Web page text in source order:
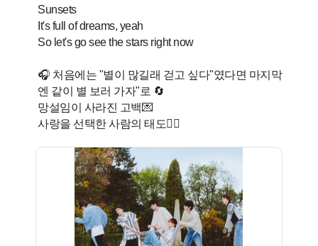
Sunsets
It's full of dreams, yeah
So let's go see the stars right now
🎧 처음에는 "별이 많길래 걷고 싶다"였다면 마지막
엔 같이 별 보러 가자"로 🔄
망설임이 사라진 고백💌